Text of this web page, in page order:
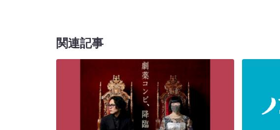
関連記事